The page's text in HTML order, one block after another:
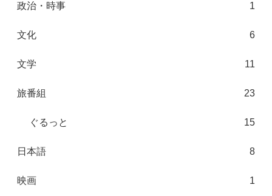
政治・時事 1
文化 6
文学 11
旅番組 23
ぐるっと 15
日本語 8
映画 1